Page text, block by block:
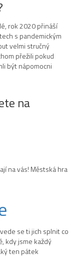
rok 2020 přináší
s pandemickým
velmi stručný
přežili pokud
být nápomocni
na
na vás! Městská hra
se ti jich splnit co
kdy jsme každý
ten pátek